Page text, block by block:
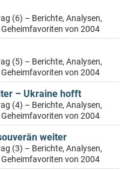
(6) – Berichte, Analysen,
von 2004
(5) – Berichte, Analysen,
von 2004
– Ukraine hofft
(4) – Berichte, Analysen,
von 2004
weiter
(3) – Berichte, Analysen,
von 2004